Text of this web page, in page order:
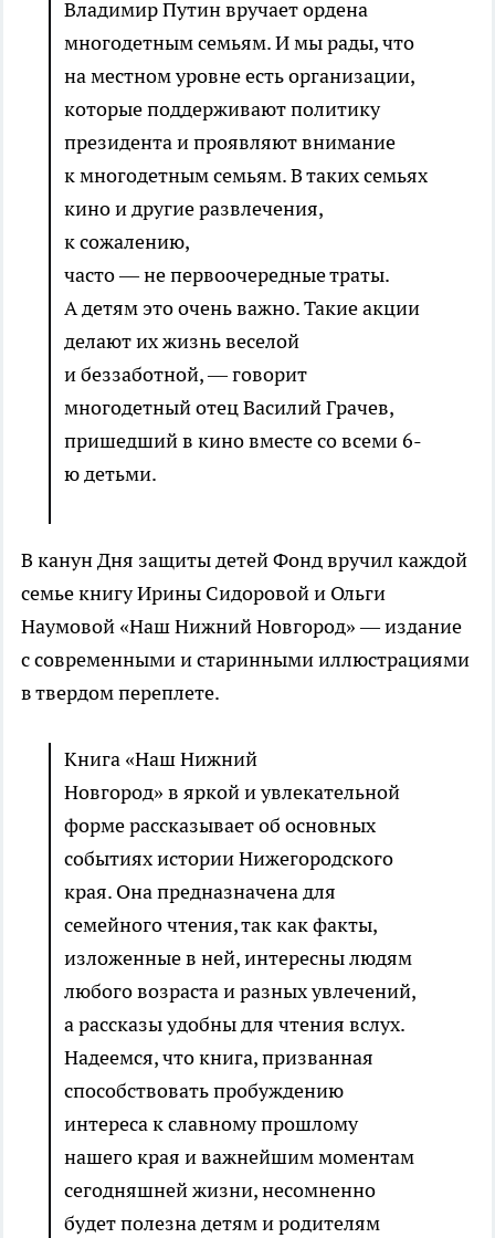
Владимир Путин вручает ордена
многодетным семьям. И мы рады, что
на местном уровне есть организации,
которые поддерживают политику
президента и проявляют внимание
к многодетным семьям. В таких семьях
кино и другие развлечения,
к сожалению,
часто — не первоочередные траты.
А детям это очень важно. Такие акции
делают их жизнь веселой
и беззаботной, — говорит
многодетный отец Василий Грачев,
пришедший в кино вместе со всеми 6-
ю детьми.
В канун Дня защиты детей Фонд вручил каждой
семье книгу Ирины Сидоровой и Ольги
Наумовой «Наш Нижний Новгород» — издание
с современными и старинными иллюстрациями
в твердом переплете.
Книга «Наш Нижний
Новгород» в яркой и увлекательной
форме рассказывает об основных
событиях истории Нижегородского
края. Она предназначена для
семейного чтения, так как факты,
изложенные в ней, интересны людям
любого возраста и разных увлечений,
а рассказы удобны для чтения вслух.
Надеемся, что книга, призванная
способствовать пробуждению
интереса к славному прошлому
нашего края и важнейшим моментам
сегодняшней жизни, несомненно
будет полезна детям и родителям